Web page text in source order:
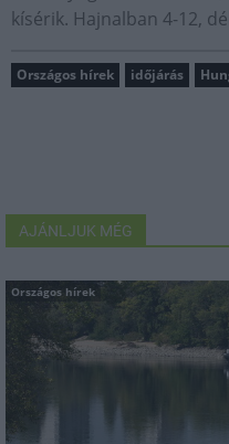
kísérik. Hajnalban 4-12,
Országos hírek időjárás
AJÁNLJUK MÉG
Országos hírek